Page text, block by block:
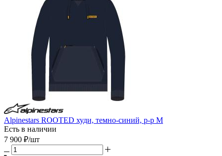
Alpinestars ROOTED худи, темно-синий, р-р M
Есть в наличии
7 900 ₽/шт